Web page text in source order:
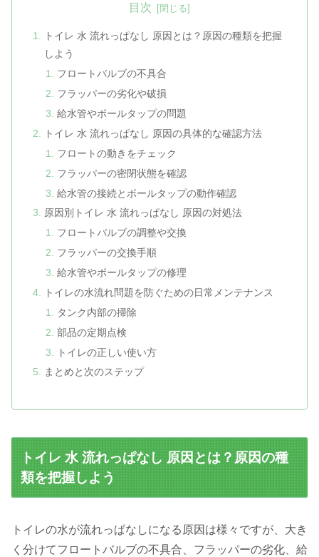
目次
トイレ 水 流れっぱなし 原因とは？原因の種類を把握
しよう
フロートバルブの不具合
フラッパーの劣化や破損
給水管やボールタップの問題
トイレ 水 流れっぱなし 原因の具体的な確認方法
フロートの動きをチェック
フラッパーの密閉状態を確認
給水管の接続とボールタップの動作確認
原因別トイレ 水 流れっぱなし 原因の対処法
フロートバルブの調整や交換
フラッパーの交換手順
給水管やボールタップの修理
トイレの水流れ問題を防ぐための日常メンテナンス
タンク内部の掃除
部品の定期点検
トイレの正しい使い方
まとめと次のステップ
トイレ 水 流れっぱなし 原因とは？原因の種
類を把握しよう
トイレの水が流れっぱなしになる原因は様々ですが、大き
く分けてフロートバルブの不具合、フラッパーの劣化、給